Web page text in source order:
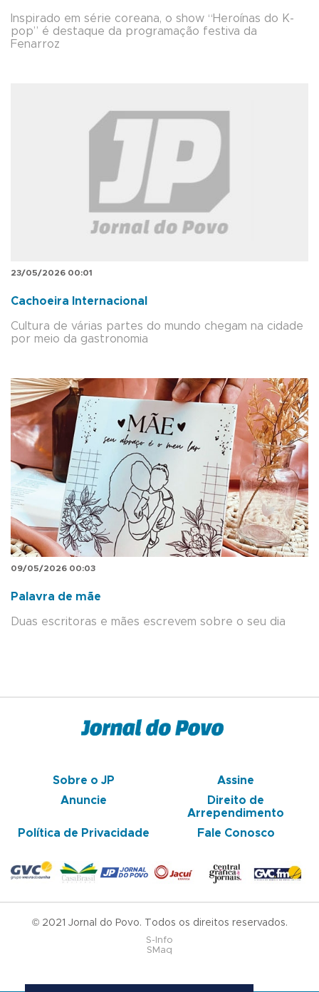
Inspirado em série coreana, o show “Heroínas do K-
pop” é destaque da programação festiva da
Fenarroz
23/05/2026 00:01
Cachoeira Internacional
Cultura de várias partes do mundo chegam na cidade
por meio da gastronomia
09/05/2026 00:03
Palavra de mãe
Duas escritoras e mães escrevem sobre o seu dia
Sobre o JP
Assine
Anuncie
Direito de
Arrependimento
Política de Privacidade
Fale Conosco
© 2021 Jornal do Povo. Todos os direitos reservados.
S-Info
SMaq